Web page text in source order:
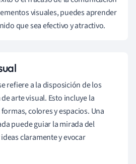
visuales, puedes aprender
que sea efectivo y atractivo.
refiere a la disposición de los
arte visual. Esto incluye la
colores y espacios. Una
puede guiar la mirada del
claramente y evocar